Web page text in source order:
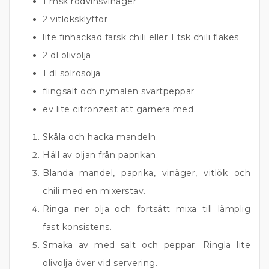
2 vitlöksklyftor
lite finhackad färsk chili eller 1 tsk chili flakes.
2 dl olivolja
1 dl solrosolja
flingsalt och nymalen svartpeppar
ev lite citronzest att garnera med
Skåla och hacka mandeln.
Häll av oljan från paprikan.
Blanda mandel, paprika, vinäger, vitlök och
chili med en mixerstav.
Ringa ner olja och fortsätt mixa till lämplig
fast konsistens.
Smaka av med salt och peppar. Ringla lite
olivolja över vid servering.